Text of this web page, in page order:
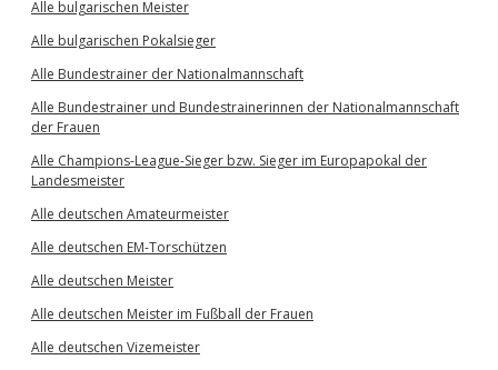
Alle bulgarischen Meister
Alle bulgarischen Pokalsieger
Alle Bundestrainer der Nationalmannschaft
Alle Bundestrainer und Bundestrainerinnen der Nationalmannschaft
der Frauen
Alle Champions-League-Sieger bzw. Sieger im Europapokal der
Landesmeister
Alle deutschen Amateurmeister
Alle deutschen EM-Torschützen
Alle deutschen Meister
Alle deutschen Meister im Fußball der Frauen
Alle deutschen Vizemeister